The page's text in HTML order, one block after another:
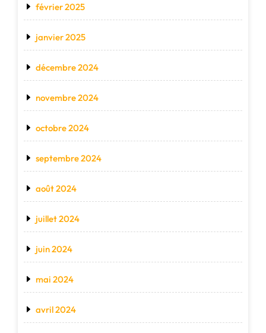
février 2025
janvier 2025
décembre 2024
novembre 2024
octobre 2024
septembre 2024
août 2024
juillet 2024
juin 2024
mai 2024
avril 2024